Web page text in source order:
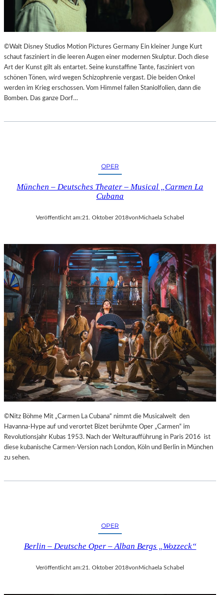
H
E
A
T
E
R
A
N
D
E
S
T
D
B
E
R
N
©Walt Disney Studios Motion Pictures Germany Ein kleiner Junge Kurt
schaut fasziniert in die leeren Augen einer modernen Skulptur. Doch diese
Art der Kunst gilt als entartet. Seine kunstaffine Tante, fasziniert von
schönen Tönen, wird wegen Schizophrenie vergast. Die beiden Onkel
werden im Krieg erschossen. Vom Himmel fallen Staniolfolien, dann die
Bomben. Das ganze Dorf…
OPER
München – Deutsches Theater – Musical „Carmen La
Cubana
Veröffentlicht am:21. Oktober 2018vonMichaela Schabel
©Nitz Böhme Mit „Carmen La Cubana“ nimmt die Musicalwelt den
Havanna-Hype auf und verortet Bizet berühmte Oper „Carmen“ im
Revolutionsjahr Kubas 1953. Nach der Welturaufführung in Paris 2016 ist
diese kubanische Carmen-Version nach London, Köln und Berlin in München
zu sehen.
OPER
Berlin – Deutsche Oper – Alban Bergs „Wozzeck“
Veröffentlicht am:21. Oktober 2018vonMichaela Schabel